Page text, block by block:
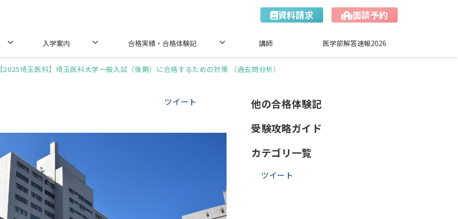
資料請求 面談予約
入学案内 合格実績・合格体験記 講師 医学部解答速報2026
【2025埼玉医科】埼玉医科大学一般入試（後期）に合格するための対策 （過去問分析）
ツイート
他の合格体験記
受験攻略ガイド
カテゴリ一覧
ツイート